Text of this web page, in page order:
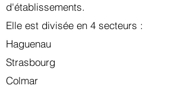
d'établissements.
Elle est divisée en 4 secteurs :​
Haguenau
Strasbourg
Colmar